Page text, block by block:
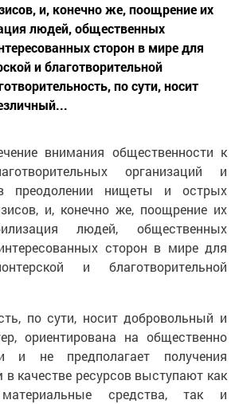
и, конечно же, поощрение их
людей, общественных
сторон в мире для
и благотворительной
по сути, носит
внимания общественности к
организаций и
преодолении нищеты и острых
и, конечно же, поощрение их
людей, общественных
сторон в мире для
и благотворительной
по сути, носит добровольный и
ориентирована на общественно
и не предполагает получения
качестве ресурсов выступают как
средства, так и